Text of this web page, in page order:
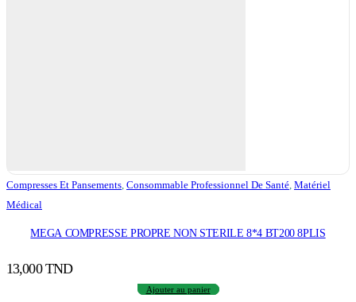
Compresses Et Pansements Consommable Professionnel De Santé Matériel
Médical
MEGA COMPRESSE PROPRE NON STERILE 8*4 BT200 8PLIS
13,000TND
Ajouter au panier